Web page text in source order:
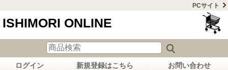
PCサイト
ISHIMORI ONLINE
ログイン 新規登録はこちら お問い合わせ